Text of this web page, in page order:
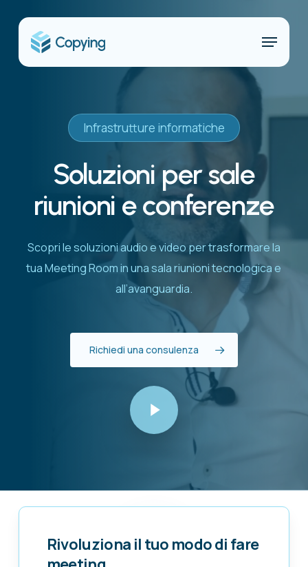
content
Menu
Infrastrutture informatiche
Soluzioni per sale
riunioni e conferenze
Scopri le soluzioni audio e video per trasformare la
tua Meeting Room in una sala riunioni tecnologica e
all’avanguardia.
Richiedi una consulenza
Play Video
Play Video
Rivoluziona il tuo modo di fare